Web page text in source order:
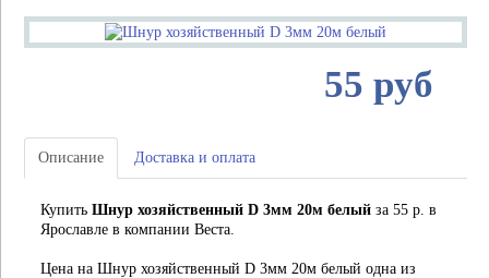
55 руб
Описание Доставка и оплата
Купить Шнур хозяйственный D 3мм 20м белый за 55 р. в
Ярославле в компании Веста.
Цена на Шнур хозяйственный D 3мм 20м белый одна из